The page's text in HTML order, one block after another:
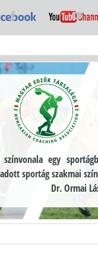
Facebook
egy
sportág szakmai
Dr. Ormai